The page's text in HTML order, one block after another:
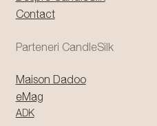
Contact
Parteneri CandleSilk
Maison Dadoo
eMag
ADK